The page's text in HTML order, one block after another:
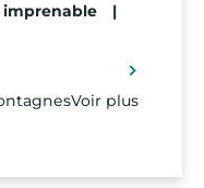
imprenable
|
Voir plus